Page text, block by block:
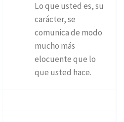
Lo que usted es, su
carácter, se
comunica de modo
mucho más
elocuente que lo
que usted hace.